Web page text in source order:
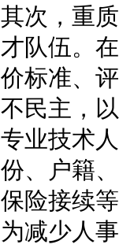
，重质
队伍。
标准、
民主，
业技术
、户籍
险接续
少人事